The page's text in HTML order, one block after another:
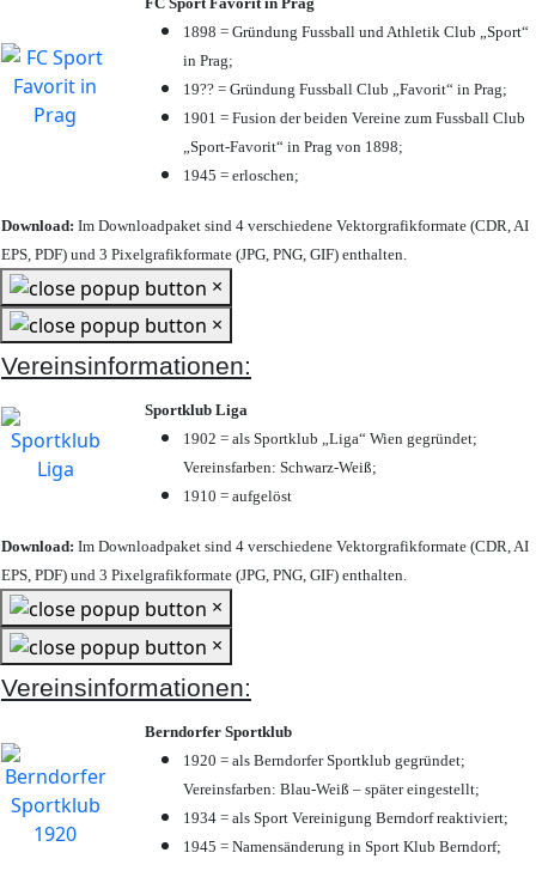
1898 = Gründung Fussball und Athletik Club „Sport“
in Prag;
19?? = Gründung Fussball Club „Favorit“ in Prag;
1901 = Fusion der beiden Vereine zum Fussball Club
„Sport-Favorit“ in Prag von 1898;
1945 = erloschen;
Download: Im Downloadpaket sind 4 verschiedene Vektorgrafikformate (CDR, AI
EPS, PDF) und 3 Pixelgrafikformate (JPG, PNG, GIF) enthalten.
×
×
Vereinsinformationen:
Sportklub Liga
1902 = als Sportklub „Liga“ Wien gegründet;
Vereinsfarben: Schwarz-Weiß;
1910 = aufgelöst
Download: Im Downloadpaket sind 4 verschiedene Vektorgrafikformate (CDR, AI
EPS, PDF) und 3 Pixelgrafikformate (JPG, PNG, GIF) enthalten.
×
×
Vereinsinformationen:
Berndorfer Sportklub
1920 = als Berndorfer Sportklub gegründet;
Vereinsfarben: Blau-Weiß – später eingestellt;
1934 = als Sport Vereinigung Berndorf reaktiviert;
1945 = Namensänderung in Sport Klub Berndorf;